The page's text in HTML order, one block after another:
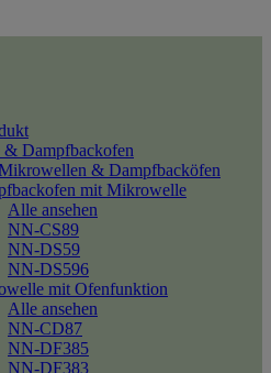
Dampfbackofen
& Dampfbacköfen
mit Mikrowelle
Alle ansehen
NN-CS89
NN-DS59
NN-DS596
mit Ofenfunktion
Alle ansehen
NN-CD87
NN-DF385
NN-DF383